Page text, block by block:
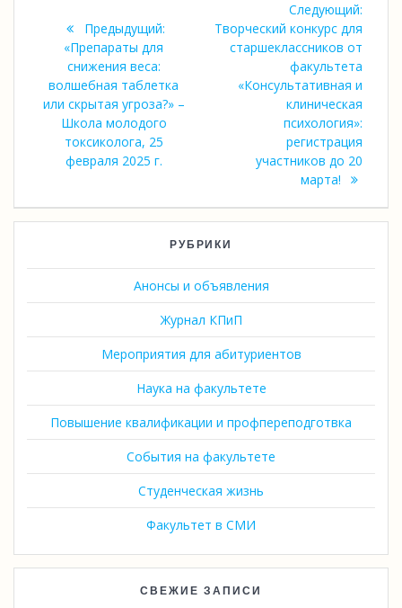
записям
Предыдущий:
Предыдущая
запись:
«Препараты для
снижения веса:
волшебная таблетка
или скрытая угроза?» –
Школа молодого
токсиколога, 25
февраля 2025 г.
Следующий:
Творческий конкурс для
старшеклассников от
факультета
«Консультативная и
клиническая
психология»:
регистрация
участников до 20
марта!
РУБРИКИ
Анонсы и объявления
Журнал КПиП
Мероприятия для абитуриентов
Наука на факультете
Повышение квалификации и профпереподготвка
События на факультете
Студенческая жизнь
Факультет в СМИ
СВЕЖИЕ ЗАПИСИ